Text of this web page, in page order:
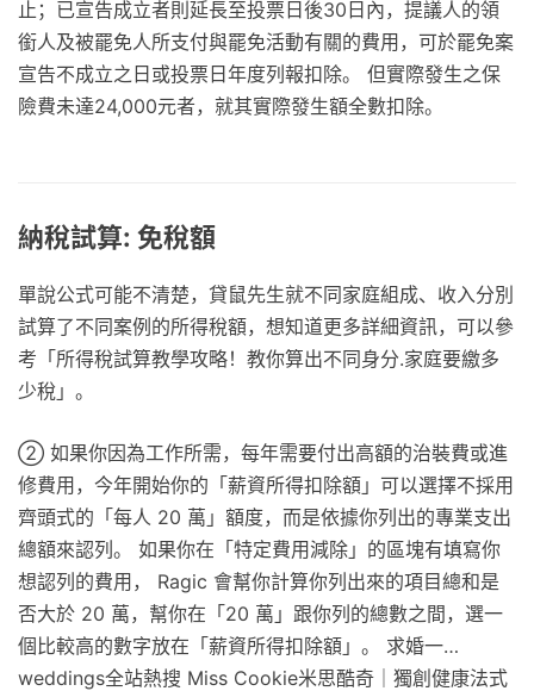
止；已宣告成立者則延長至投票日後30日內，提議人的領
銜人及被罷免人所支付與罷免活動有關的費用，可於罷免案
宣告不成立之日或投票日年度列報扣除。 但實際發生之保
險費未達24,000元者，就其實際發生額全數扣除。
納稅試算: 免稅額
單說公式可能不清楚，貸鼠先生就不同家庭組成、收入分別
試算了不同案例的所得稅額，想知道更多詳細資訊，可以參
考「所得稅試算教學攻略！教你算出不同身分.家庭要繳多
少稅」。
② 如果你因為工作所需，每年需要付出高額的治裝費或進
修費用，今年開始你的「薪資所得扣除額」可以選擇不採用
齊頭式的「每人 20 萬」額度，而是依據你列出的專業支出
總額來認列。 如果你在「特定費用減除」的區塊有填寫你
想認列的費用， Ragic 會幫你計算你列出來的項目總和是
否大於 20 萬，幫你在「20 萬」跟你列的總數之間，選一
個比較高的數字放在「薪資所得扣除額」。 求婚一…
weddings全站熱搜 Miss Cookie米思酷奇｜獨創健康法式